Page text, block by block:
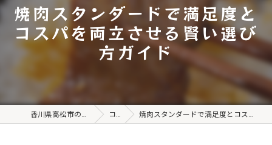
焼肉スタンダードで満足度と
コスパを両立させる賢い選び
方ガイド
香川県高松市の焼肉なら高松文八 コラム 焼肉スタンダードで満足度とコスパを両立させる賢い選び方ガイド